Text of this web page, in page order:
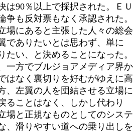
は90％以上で採択された。ＥＵ
争も反対票もなく承認された。
場にあると主張した人々の総会
でありたいとは思わず、単に
たい、と決めることになった。
一方でブルジョアメディア界か
はなく裏切りを好むがゆえに高
、左翼の人を団結させる立場に
ることはなく、しかし代わり
場と正規なものとしてのシステ
、滑りやすい道への乗り出しを